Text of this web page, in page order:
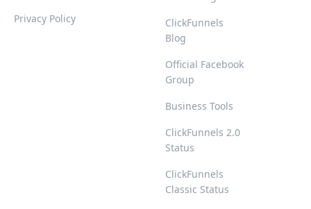
Privacy Policy
ClickFunnels
Blog
Official Facebook
Group
Business Tools
ClickFunnels 2.0
Status
ClickFunnels
Classic Status